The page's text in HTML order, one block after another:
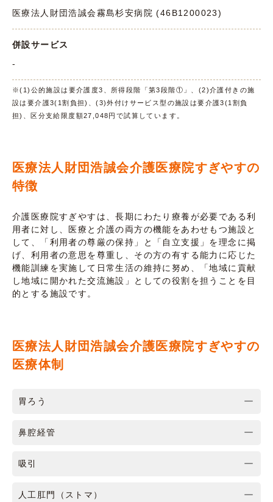
医療法人財団浩誠会霧島杉安病院 (46B1200023)
併設サービス
-
※(1)公的施設は要介護度3、所得段階「第3段階①」、(2)介護付きの施
設は要介護3(1割負担)、(3)外付けサービス型の施設は要介護3(1割負
担)、区分支給限度額27,048円で試算しています。
医療法人財団浩誠会介護医療院すぎやすの
特徴
介護医療院すぎやすは、長期にわたり療養が必要である利
用者に対し、医療と介護の両方の機能をあわせもつ施設と
して、「利用者の尊厳の保持」と「自立支援」を理念に掲
げ、利用者の意思を尊重し、その方の有する能力に応じた
機能訓練を実施して日常生活の維持に努め、「地域に貢献
し地域に開かれた交流施設」としての役割を担うことを目
的とする施設です。
医療法人財団浩誠会介護医療院すぎやすの
医療体制
胃ろう
鼻腔経管
吸引
人工肛門（ストマ）